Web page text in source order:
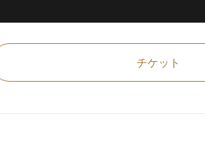
チケット